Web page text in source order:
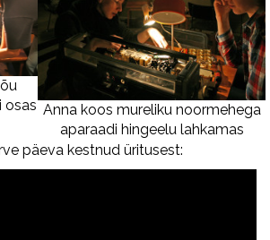
osas Anna koos mureliku noormehega
aparaadi hingeelu lahkamas
päeva kestnud üritusest: